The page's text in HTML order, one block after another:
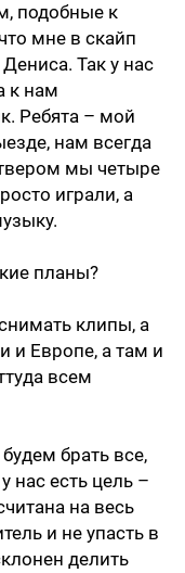
подобные к
мне в скайп
Так у нас
к нам
Ребята – мой
нам всегда
мы четыре
играли, а
планы?
клипы, а
и Европе, а там и
всем
брать все,
нас есть цель –
на весь
и не упасть в
делить